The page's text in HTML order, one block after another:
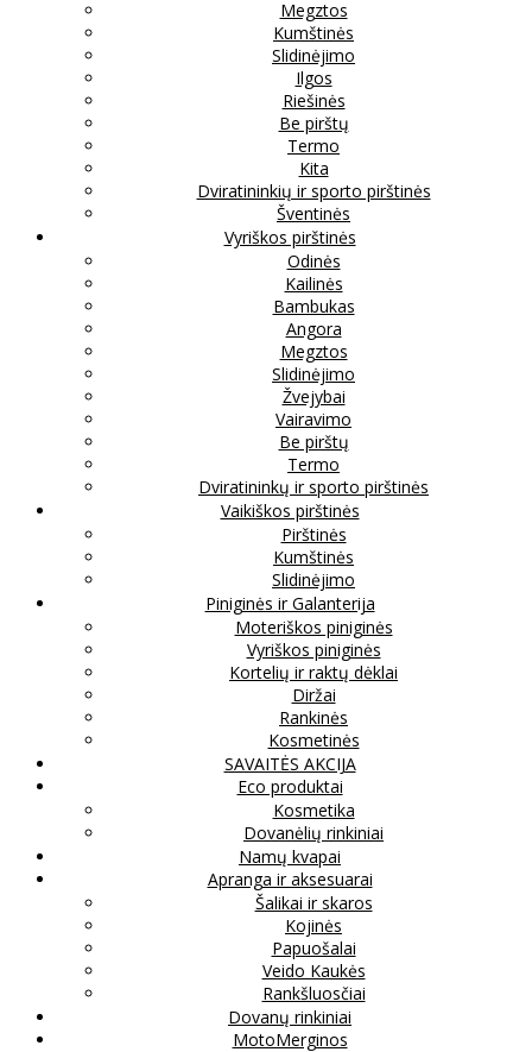
Megztos
Kumštinės
Slidinėjimo
Ilgos
Riešinės
Be pirštų
Termo
Kita
Dviratininkių ir sporto pirštinės
Šventinės
Vyriškos pirštinės
Odinės
Kailinės
Bambukas
Angora
Megztos
Slidinėjimo
Žvejybai
Vairavimo
Be pirštų
Termo
Dviratininkų ir sporto pirštinės
Vaikiškos pirštinės
Pirštinės
Kumštinės
Slidinėjimo
Piniginės ir Galanterija
Moteriškos piniginės
Vyriškos piniginės
Kortelių ir raktų dėklai
Diržai
Rankinės
Kosmetinės
SAVAITĖS AKCIJA
Eco produktai
Kosmetika
Dovanėlių rinkiniai
Namų kvapai
Apranga ir aksesuarai
Šalikai ir skaros
Kojinės
Papuošalai
Veido Kaukės
Rankšluosčiai
Dovanų rinkiniai
MotoMerginos